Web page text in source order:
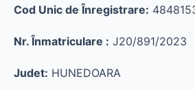
Cod Unic de Înregistrare:
Nr. Înmatriculare : J20/891/2023
Judet: HUNEDOARA